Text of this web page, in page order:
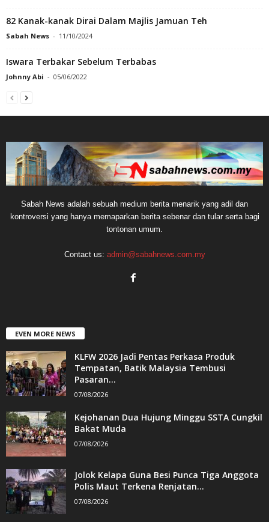
82 Kanak-kanak Dirai Dalam Majlis Jamuan Teh
Sabah News - 11/10/2024
Iswara Terbakar Sebelum Terbabas
Johnny Abi - 05/06/2022
Sabah News adalah sebuah medium berita menarik yang adil dan
kontroversi yang hanya memaparkan berita sebenar dan tular serta bagi
tontonan umum.
Contact us: admin@sabahnews.com.my
EVEN MORE NEWS
KLFW 2026 Jadi Pentas Perkasa Produk
Tempatan, Batik Malaysia Tembusi
Pasaran...
07/08/2026
Kejohanan Dua Hujung Minggu SSTA Cungkil
Bakat Muda
07/08/2026
Jolok Kelapa Guna Besi Punca Tiga Anggota
Polis Maut Terkena Renjatan...
07/08/2026